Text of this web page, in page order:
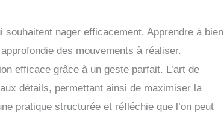
nager efficacement. Apprendre à bien
des mouvements à réaliser.
efficace grâce à un geste parfait. L’art de
détails, permettant ainsi de maximiser la
pratique structurée et réfléchie que l’on peut